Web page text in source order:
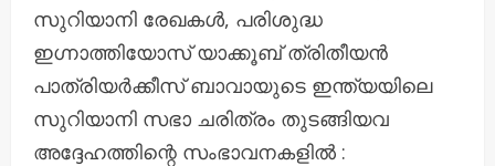
സുറിയാനി രേഖകൾ, പരിശുദ്ധ
ഇഗ്നാത്തിയോസ് യാക്കൂബ് ത്രിതീയൻ
പാത്രിയർക്കീസ് ബാവായുടെ ഇന്ത്യയിലെ
സുറിയാനി സഭാ ചരിത്രം തുടങ്ങിയവ
അദ്ദേഹത്തിന്റെ സംഭാവനകളിൽ :